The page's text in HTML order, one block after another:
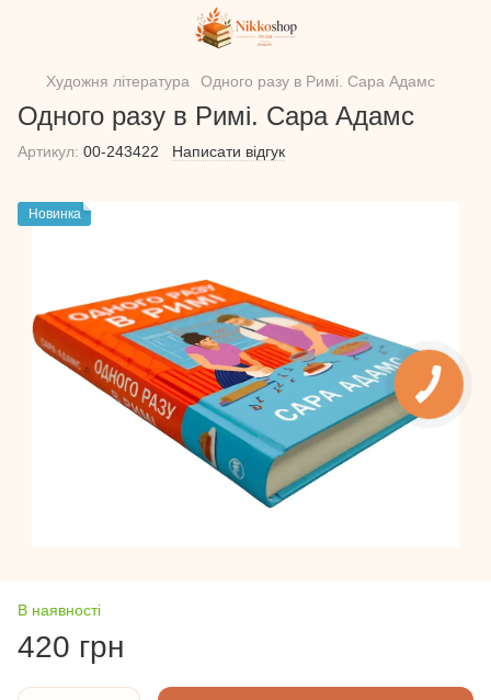
Художня література Одного разу в Римі. Сара Адамс
Одного разу в Римі. Сара Адамс
Артикул: 00-243422 Написати відгук
Новинка
В наявності
420 грн